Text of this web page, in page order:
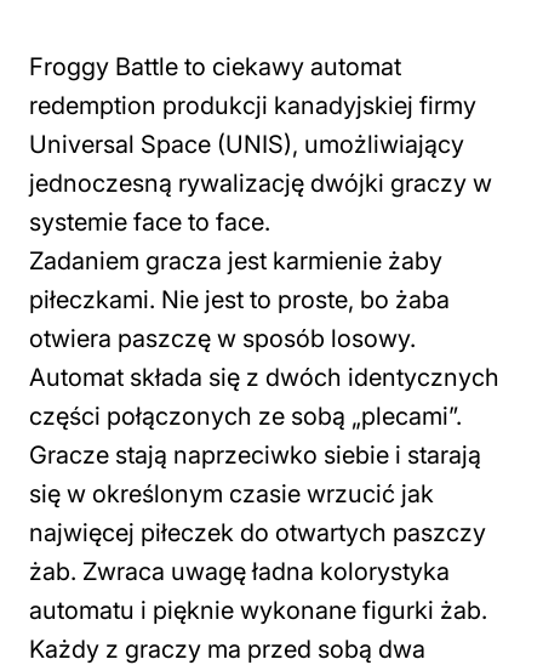
Froggy Battle to ciekawy automat
redemption produkcji kanadyjskiej firmy
Universal Space (UNIS), umożliwiający
jednoczesną rywalizację dwójki graczy w
systemie face to face.
Zadaniem gracza jest karmienie żaby
piłeczkami. Nie jest to proste, bo żaba
otwiera paszczę w sposób losowy.
Automat składa się z dwóch identycznych
części połączonych ze sobą „plecami”.
Gracze stają naprzeciwko siebie i starają
się w określonym czasie wrzucić jak
najwięcej piłeczek do otwartych paszczy
żab. Zwraca uwagę ładna kolorystyka
automatu i pięknie wykonane figurki żab.
Każdy z graczy ma przed sobą dwa